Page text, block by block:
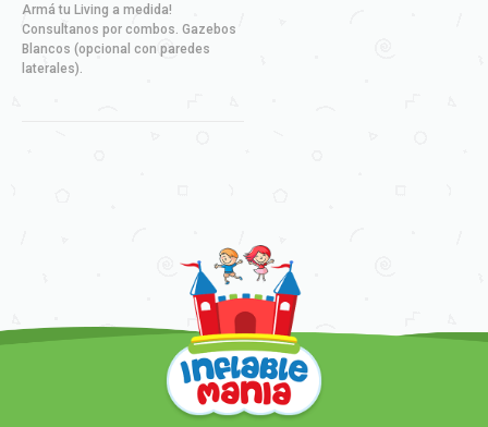
Armá tu Living a medida!
Consultanos por combos. Gazebos
Blancos (opcional con paredes
laterales).